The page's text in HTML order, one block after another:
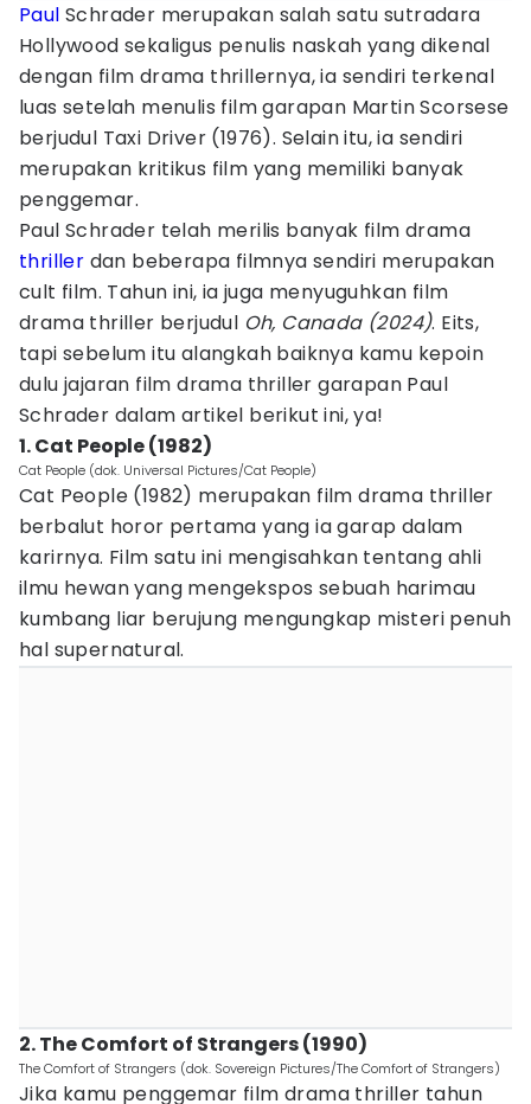
Paul Schrader merupakan salah satu sutradara
Hollywood sekaligus penulis naskah yang dikenal
dengan film drama thrillernya, ia sendiri terkenal
luas setelah menulis film garapan Martin Scorsese
berjudul Taxi Driver (1976). Selain itu, ia sendiri
merupakan kritikus film yang memiliki banyak
penggemar.
Paul Schrader telah merilis banyak film drama
thriller dan beberapa filmnya sendiri merupakan
cult film. Tahun ini, ia juga menyuguhkan film
drama thriller berjudul Oh, Canada (2024). Eits,
tapi sebelum itu alangkah baiknya kamu kepoin
dulu jajaran film drama thriller garapan Paul
Schrader dalam artikel berikut ini, ya!
1. Cat People (1982)
Cat People (dok. Universal Pictures/Cat People)
Cat People (1982) merupakan film drama thriller
berbalut horor pertama yang ia garap dalam
karirnya. Film satu ini mengisahkan tentang ahli
ilmu hewan yang mengekspos sebuah harimau
kumbang liar berujung mengungkap misteri penuh
hal supernatural.
2. The Comfort of Strangers (1990)
The Comfort of Strangers (dok. Sovereign Pictures/The Comfort of Strangers)
Jika kamu penggemar film drama thriller tahun